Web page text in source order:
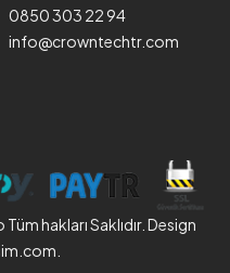
0850 303 22 94
info@crowntechtr.com
hakları Saklıdır. Design